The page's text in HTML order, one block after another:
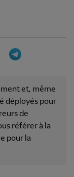
LinkedIn
et, même
déployés pour
de
référer à la
pour la